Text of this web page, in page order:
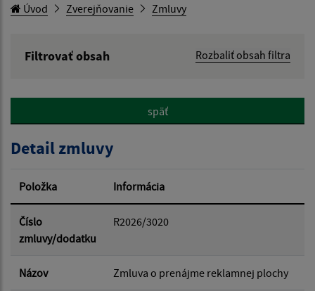
Úvod Zverejňovanie Zmluvy
Filtrovať obsah
Rozbaliť obsah filtra
Hľadať v:
Dátum od:
Dátum do:
späť
Detail zmluvy
Položka Informácia
Číslo
zmluvy/dodatku
R2026/3020
Názov Zmluva o prenájme reklamnej plochy